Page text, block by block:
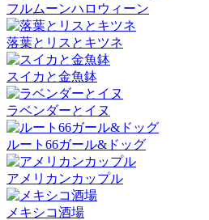
フルムーンハロウィーン
落葉とリスとキツネ
スイカと金魚鉢
ラベンダーとイヌ
ルート66ガール&ドッグ
アメリカンカップル
メキシコ酒場